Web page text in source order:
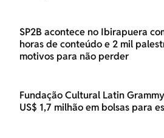
SP2B acontece no Ibirapuera
horas de conteúdo e 2 mil
motivos para não perder
Fundação Cultural Latin
US$ 1,7 milhão em bolsas para